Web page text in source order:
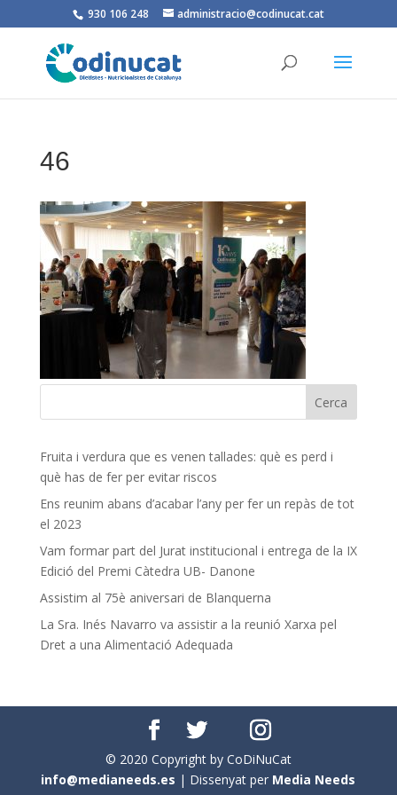
930 106 248 administracio@codinucat.cat
46
Fruita i verdura que es venen tallades: què es perd i
què has de fer per evitar riscos
Ens reunim abans d’acabar l’any per fer un repàs de tot
el 2023
Vam formar part del Jurat institucional i entrega de la IX
Edició del Premi Càtedra UB- Danone
Assistim al 75è aniversari de Blanquerna
La Sra. Inés Navarro va assistir a la reunió Xarxa pel
Dret a una Alimentació Adequada
© 2020 Copyright by CoDiNuCat
info@medianeeds.es | Dissenyat per Media Needs